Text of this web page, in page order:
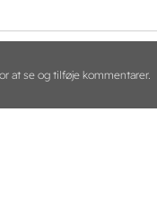
at se og tilføje kommentarer.